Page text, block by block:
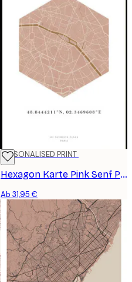
PERSONALISED PRINT
Hexagon Karte Pink Senf Personalisiert Poster
Ab 31,95 €